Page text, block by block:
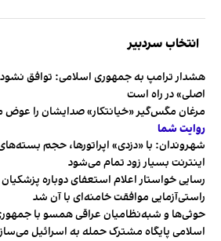
انتخاب سردبیر
هشدار ترامپ به جمهوری اسلامی: توافق
اصلی» در راه است
مرغان مگس‌گیر «خیانتکار» صدایشان را عوض
روایت شما
شهروندان:‌ با «دزدی» اپراتورها، حجم
اینترنت بسیار زود تمام می‌شود
رسایی خواستار اعلام استعفای دوباره پزشکیان
راستی‌آزمایی موافقت خامنه‌ای با آن شد
حوثی‌ها و شبه‌نظامیان عراقی همسو با
اسلامی پایگاه مشترک حمله به اسرائیل